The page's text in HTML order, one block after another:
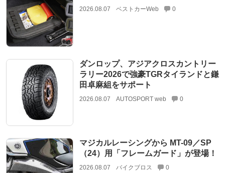
2026.08.07 ベストカーWeb 0
ダンロップ、アジアクロスカントリー
ラリー2026で強豪TGRタイランドと鎌
田卓麻組をサポート
2026.08.07 AUTOSPORT web 0
マジカルレーシングから MT-09／SP
（24）用「フレームガード」が登場！
2026.08.07 バイクブロス 0